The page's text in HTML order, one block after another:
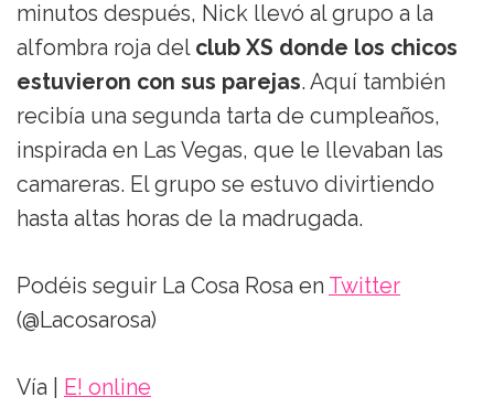
minutos después, Nick llevó al grupo a la
alfombra roja del club XS donde los chicos
estuvieron con sus parejas. Aquí también
recibía una segunda tarta de cumpleaños,
inspirada en Las Vegas, que le llevaban las
camareras. El grupo se estuvo divirtiendo
hasta altas horas de la madrugada.
Podéis seguir La Cosa Rosa en Twitter
(@Lacosarosa)
Vía |
E! online